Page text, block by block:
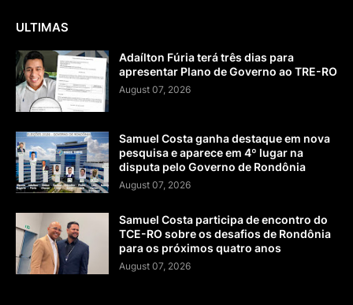
ULTIMAS
Adaílton Fúria terá três dias para
apresentar Plano de Governo ao TRE-RO
August 07, 2026
Samuel Costa ganha destaque em nova
pesquisa e aparece em 4º lugar na
disputa pelo Governo de Rondônia
August 07, 2026
Samuel Costa participa de encontro do
TCE-RO sobre os desafios de Rondônia
para os próximos quatro anos
August 07, 2026